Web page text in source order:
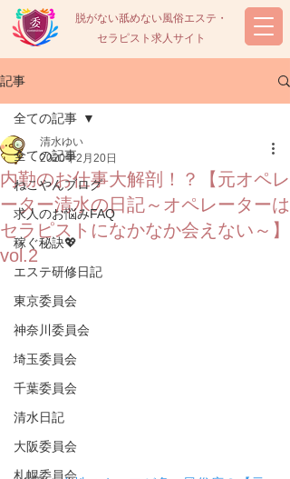
脱がない舐めない風俗エステ・
セラピスト求人サイト
記事
全ての記事
ねこやんブログ
求人のお悩みFAQ
稼ぐ秘訣💖
エステ研修日記
東京委員会
神奈川委員会
埼玉委員会
千葉委員会
清水日記
大阪委員会
札幌委員会
全ての記事
内勤のお仕事大解剖！？【元オペレ
ーター清水の日記～オペレーターは
セラピストになかなか会えない～】
vol.2
清水ゆい
2020年2月20日